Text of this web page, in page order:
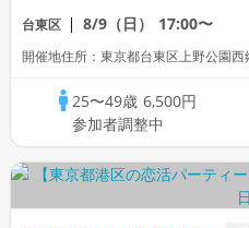
＊飲食代は別途＊
台東区 8/9（日） 17:00〜
開催地住所：東京都台東区上野公園西
25〜49歳 6,500円
参加者調整中